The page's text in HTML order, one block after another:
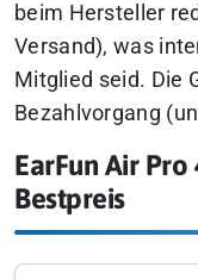
beim Hersteller
Versand), was
Mitglied seid. Die
Bezahlvorgang
EarFun Air
Bestpreis